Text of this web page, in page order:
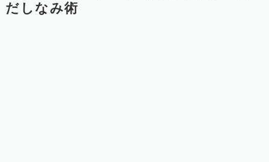
だしなみ術